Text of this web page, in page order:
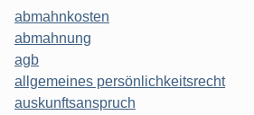
abmahnkosten
abmahnung
agb
allgemeines persönlichkeitsrecht
auskunftsanspruch